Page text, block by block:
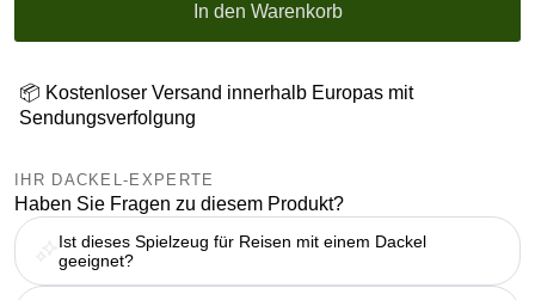
In den Warenkorb
📦 Kostenloser Versand innerhalb Europas mit
Sendungsverfolgung
IHR DACKEL-EXPERTE
Haben Sie Fragen zu diesem Produkt?
Ist dieses Spielzeug für Reisen mit einem Dackel
geeignet?